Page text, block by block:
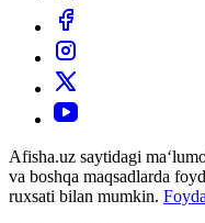
Afisha.uz saytidagi
va boshqa maqsadlarda
ruxsati bilan mumkin.